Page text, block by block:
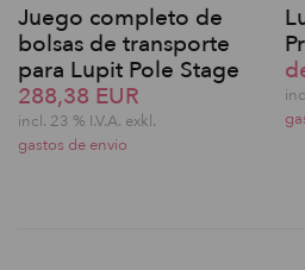
Juego completo de
bolsas de transporte
para Lupit Pole Stage
288,38 EUR
incl. 23 % I.V.A. exkl.
gastos de envio